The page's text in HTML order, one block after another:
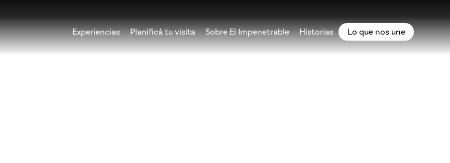
Experiencias Planificá tu visita Sobre El Impenetrable Historias Lo que nos une